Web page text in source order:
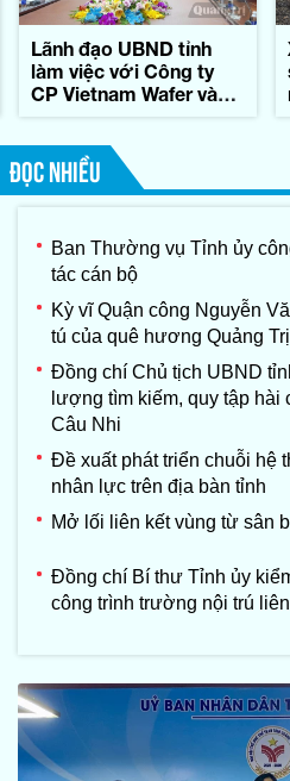
Lãnh đạo UBND tỉnh
làm việc với Công ty
CP Vietnam Wafer và
ĐỌC NHIỀU
Ban Thường vụ Tỉnh ủy
tác cán bộ
Kỳ vĩ Quận công Nguyễn
tú của quê hương Quảng Trị
Đồng chí Chủ tịch UBND
lượng tìm kiếm, quy tập hài
Câu Nhi
Đề xuất phát triển chuỗi hệ
nhân lực trên địa bàn tỉnh
Mở lối liên kết vùng từ sân
Đồng chí Bí thư Tỉnh ủy
công trình trường nội trú